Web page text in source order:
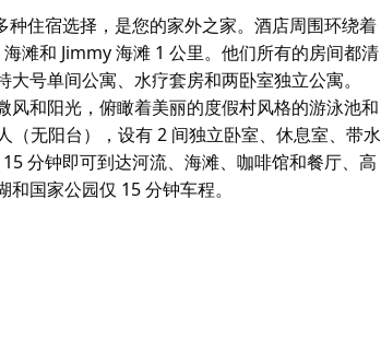
住宿选择，是您的家外之家。酒店周围环绕着
滩和 Jimmy 海滩 1 公里。他们所有的房间都清
号单间公寓、水疗套房和两卧室独立公寓。
和阳光，俯瞰着美丽的度假村风格的游泳池和
无阳台），设有 2 间独立卧室、休息室、带水
分钟即可到达河流、海滩、咖啡馆和餐厅、高
国家公园仅 15 分钟车程。
和 Jimmy 海滩 1 公里。他们所有的房间都清
号单间公寓、水疗套房和两卧室独立公寓。